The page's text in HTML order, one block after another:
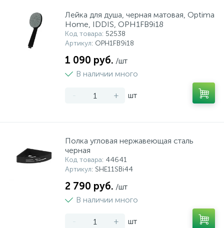
Лейка для душа, черная матовая, Optima
Home, IDDIS, OPH1FB9i18
Код товара: 52538
Артикул: OPH1FB9i18
1 090 руб. /шт
В наличии много
- + шт
Полка угловая нержавеющая сталь
черная
Код товара: 44641
Артикул: SHE11SBi44
2 790 руб. /шт
В наличии много
- + шт